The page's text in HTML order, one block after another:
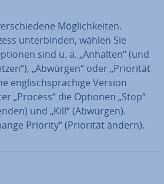
Mög­lich­kei­ten.
un­ter­bin­den, wählen Sie
sind u. a. „Anhalten“ (und
„Abwürgen“ oder „Priorität
eng­lisch­spra­chi­ge Version
„Process“ die Optionen „Stop“
und „Kill“ (Abwürgen).
Priority“ (Priorität ändern).